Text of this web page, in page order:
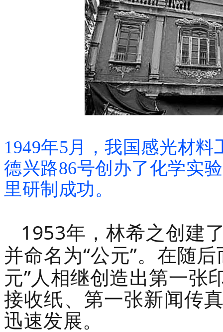
1949年5月，我国感光材
德兴路86号创办了化学实
里研制成功。
1953年，林希之创建
并命名为“公元”。在随后
元”人相继创造出第一张
接收纸、第一张新闻传
迅速发展。